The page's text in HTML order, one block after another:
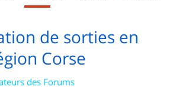
de sorties en
Corse
des Forums